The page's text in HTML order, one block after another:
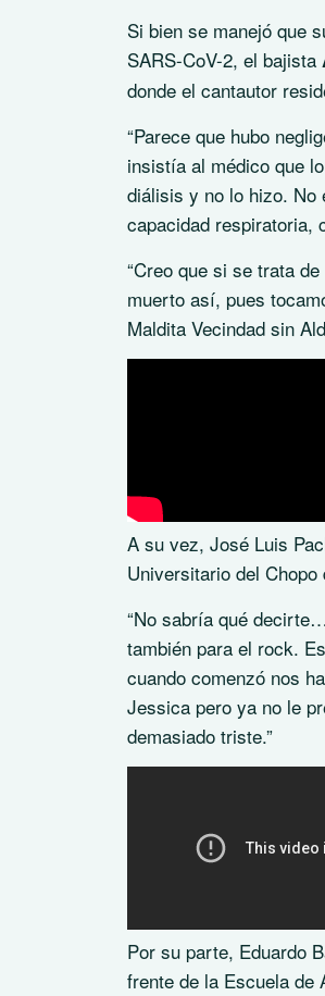
Si bien se manejó que
SARS-CoV-2, el bajista
donde el cantautor
“Parece que hubo
insistía al médico que
diálisis y no lo hizo. No
capacidad respiratoria,
“Creo que si se trata
muerto así, pues
Maldita Vecindad sin
A su vez, José Luis
Universitario del
“No sabría qué
también para el rock.
cuando comenzó nos
Jessica pero ya no le
demasiado triste.”
Por su parte, Eduardo
frente de la Escuela de